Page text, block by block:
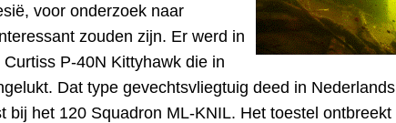
voor onderzoek naar
zouden zijn. Er werd in
Curtiss P-40N Kittyhawk die in
Dat type gevechtsvliegtuig deed in Nederlands
bij het 120 Squadron ML-KNIL. Het toestel ontbreekt